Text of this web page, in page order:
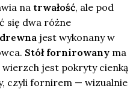
na trwałość, ale pod
się dwa różne
jest wykonany w
Stół fornirowany ma
wierzch jest pokryty cienką
czyli fornirem — wizualnie